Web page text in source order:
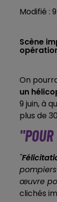
Modifié :
Scène
On
un
9 juin, à
plus de
"POUR
"
œuvre
clichés